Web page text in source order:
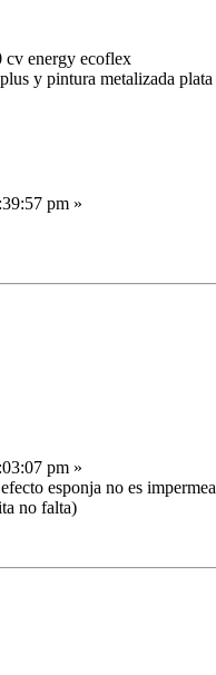
energy ecoflex
y pintura metalizada plata
pm »
pm »
esponja no es
no falta)